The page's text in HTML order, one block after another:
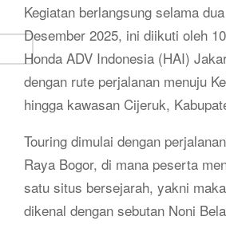
Kegiatan berlangsung selama
Desember 2025, ini diikuti oleh
Honda ADV Indonesia (HAI)
dengan rute perjalanan menuju
hingga kawasan Cijeruk,
Touring dimulai dengan
Raya Bogor, di mana peserta
satu situs bersejarah, yakni
dikenal dengan sebutan Noni